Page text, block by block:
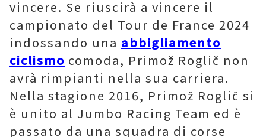
vincere. Se riuscirà a vincere il
campionato del Tour de France 2024
indossando una abbigliamento
ciclismo comoda, Primož Roglič non
avrà rimpianti nella sua carriera.
Nella stagione 2016, Primož Roglič si
è unito al Jumbo Racing Team ed è
passato da una squadra di corse